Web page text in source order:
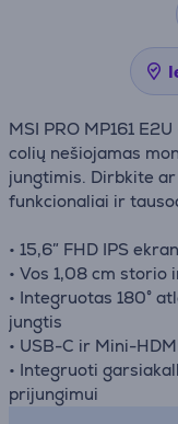
MSI PRO MP161
colių nešiojamas
jungtimis. Dirbkite
funkcionaliai ir
• 15,6″ FHD IPS
• Vos 1,08 cm
• Integruotas 180°
jungtis
• USB-C ir Mini-
• Integruoti
prijungimui